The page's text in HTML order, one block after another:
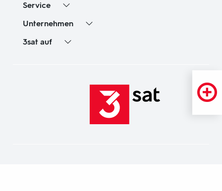
Service
Unternehmen
3sat auf